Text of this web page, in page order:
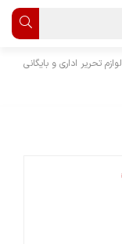
لوازم تحریر اداری و بایگانی